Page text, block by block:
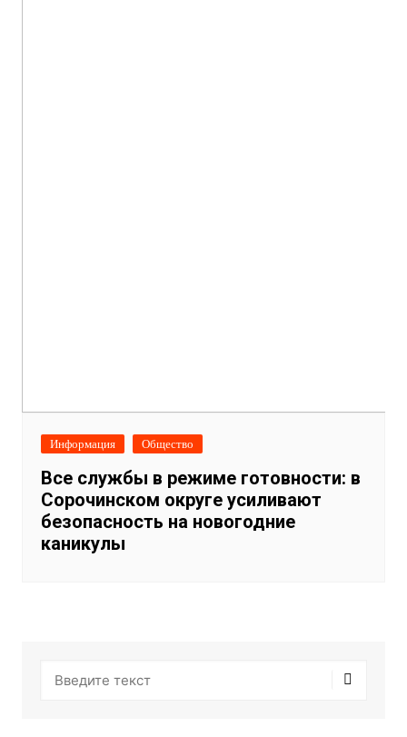
Информация Общество
Все службы в режиме готовности: в
Сорочинском округе усиливают
безопасность на новогодние
каникулы